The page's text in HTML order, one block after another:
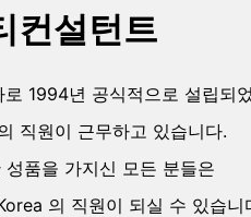
컨설턴트
1994년 공식적으로 설립되
직원이 근무하고 있습니다.
품을 가지신 모든 분들은
의 직원이 되실 수 있습니